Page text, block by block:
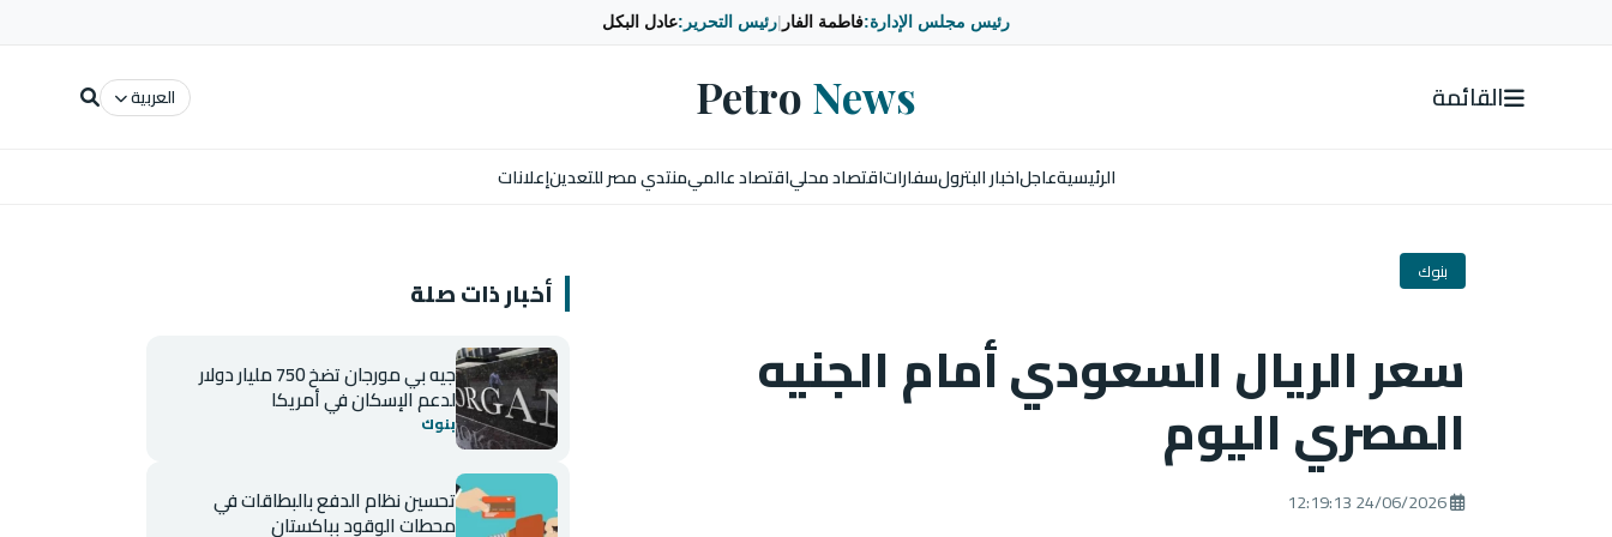
رئيس مجلس الإدارة:فاطمة الفار رئيس التحرير:عادل البكل
القائمة Petro News العربية
الرئيسيةعاجلاخبار البترولسفاراتاقتصاد محلياقتصاد عالميمنتدي مصر للتعدينإعلانات
بنوك
سعر الريال السعودي أمام الجنيه
المصري اليوم
أخبار ذات صلة
جيه بي مورجان تضخ 750 مليار دولار
لدعم الإسكان في أمريكا
بنوك
تحسين نظام الدفع بالبطاقات في
محطات الوقود بباكستان